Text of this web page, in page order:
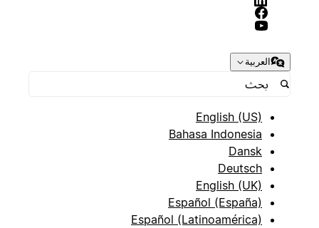
العربية
English (US)
Bahasa Indonesia
Dansk
Deutsch
English (UK)
Español (España)
Español (Latinoamérica)